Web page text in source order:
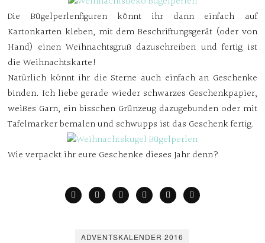
Die Bügelperlenfiguren könnt ihr dann einfach auf
Kartonkarten kleben, mit dem Beschriftungsgerät (oder von
Hand) einen Weihnachtsgruß dazuschreiben und fertig ist
die Weihnachtskarte!
Natürlich könnt ihr die Sterne auch einfach an Geschenke
binden. Ich liebe gerade wieder schwarzes Geschenkpapier,
weißes Garn, ein bisschen Grünzeug dazugebunden oder mit
Tafelmarker bemalen und schwupps ist das Geschenk fertig.
Wie verpackt ihr eure Geschenke dieses Jahr denn?
ADVENTSKALENDER 2016